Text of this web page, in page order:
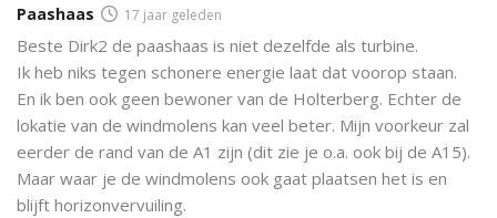
Paashaas 17 jaar geleden
Beste Dirk2 de paashaas is niet dezelfde als turbine.
Ik heb niks tegen schonere energie laat dat voorop staan.
En ik ben ook geen bewoner van de Holterberg. Echter de
lokatie van de windmolens kan veel beter. Mijn voorkeur zal
eerder de rand van de A1 zijn (dit zie je o.a. ook bij de A15).
Maar waar je de windmolens ook gaat plaatsen het is en
blijft horizonvervuiling.